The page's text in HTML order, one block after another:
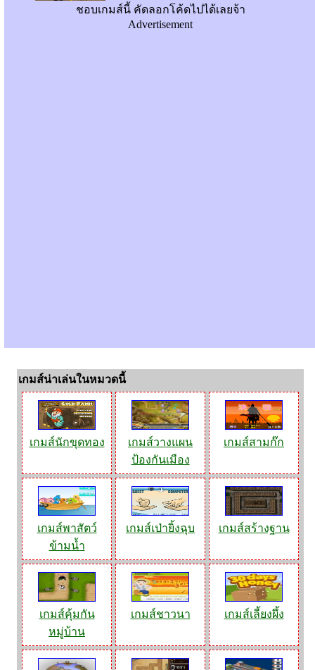
ชอบเกมส์นี้ คัดลอกโค้ดไปได้เลยจ้า
Advertisement
เกมส์น่าเล่นในหมวดนี้
เกมส์นักขุดทอง
เกมส์วางแผน
ป้องกันเมือง
เกมส์สามก๊ก
เกมส์พาสัตว์
ข้ามน้ำ
เกมส์เป่ายิ้งฉุบ เกมส์สร้างฐาน
เกมส์คุ้มกัน
หมู่บ้าน
เกมส์ชาวนา เกมส์เลี้ยงผึ้ง